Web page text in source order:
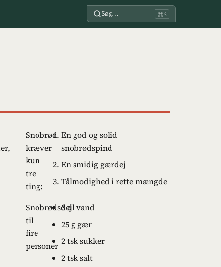
Søg… ⌘K
Snobrød
kræver
kun
tre
ting:
En god og solid
snobrødspind
En smidig gærdej
Tålmodighed i rette mængde
Snobrødsdej
til
fire
personer
3 dl vand
25 g gær
2 tsk sukker
2 tsk salt